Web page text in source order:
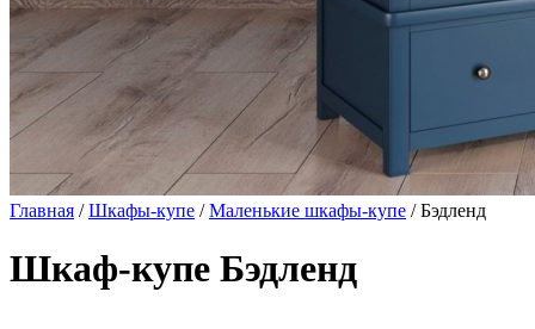
Главная /Шкафы-купе /Маленькие шкафы-купе / Бэдленд
Шкаф-купе Бэдленд